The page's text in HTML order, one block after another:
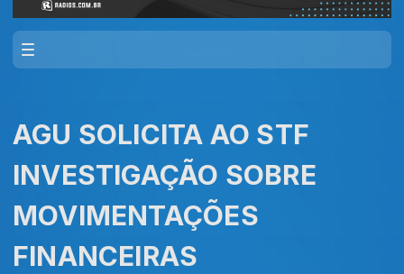
AGU SOLICITA AO STF
INVESTIGAÇÃO SOBRE
MOVIMENTAÇÕES
FINANCEIRAS